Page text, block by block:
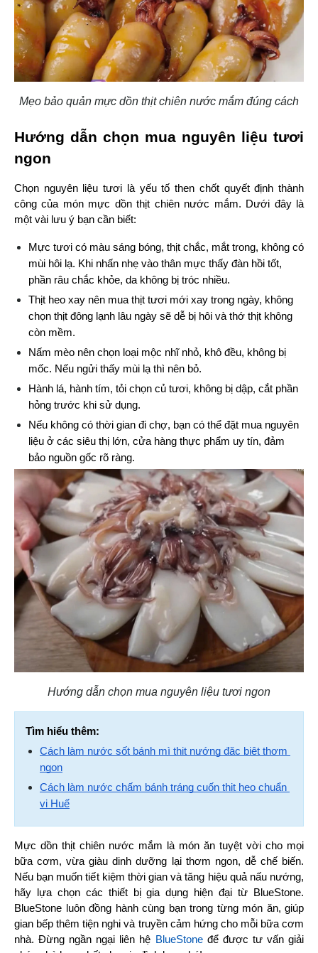
Mẹo bảo quản mực dồn thịt chiên nước mắm đúng cách
Hướng dẫn chọn mua nguyên liệu tươi
ngon
Chọn nguyên liệu tươi là yếu tố then chốt quyết định thành
công của món mực dồn thịt chiên nước mắm. Dưới đây là
một vài lưu ý bạn cần biết:
Mực tươi có màu sáng bóng, thịt chắc, mắt trong, không có
mùi hôi lạ. Khi nhấn nhẹ vào thân mực thấy đàn hồi tốt,
phần râu chắc khỏe, da không bị tróc nhiều.
Thịt heo xay nên mua thịt tươi mới xay trong ngày, không
chọn thịt đông lạnh lâu ngày sẽ dễ bị hôi và thớ thịt không
còn mềm.
Nấm mèo nên chọn loại mộc nhĩ nhỏ, khô đều, không bị
mốc. Nếu ngửi thấy mùi lạ thì nên bỏ.
Hành lá, hành tím, tỏi chọn củ tươi, không bị dập, cắt phần
hỏng trước khi sử dụng.
Nếu không có thời gian đi chợ, bạn có thể đặt mua nguyên
liệu ở các siêu thị lớn, cửa hàng thực phẩm uy tín, đảm
bảo nguồn gốc rõ ràng.
Hướng dẫn chọn mua nguyên liệu tươi ngon
Tìm hiểu thêm:
Cách làm nước sốt bánh mì thịt nướng đặc biệt thơm
ngon
Cách làm nước chấm bánh tráng cuốn thịt heo chuẩn
vị Huế
Mực dồn thịt chiên nước mắm là món ăn tuyệt vời cho mọi
bữa cơm, vừa giàu dinh dưỡng lại thơm ngon, dễ chế biến.
Nếu bạn muốn tiết kiệm thời gian và tăng hiệu quả nấu nướng,
hãy lựa chọn các thiết bị gia dụng hiện đại từ BlueStone.
BlueStone luôn đồng hành cùng bạn trong từng món ăn, giúp
gian bếp thêm tiện nghi và truyền cảm hứng cho mỗi bữa cơm
nhà. Đừng ngần ngại liên hệ BlueStone để được tư vấn giải